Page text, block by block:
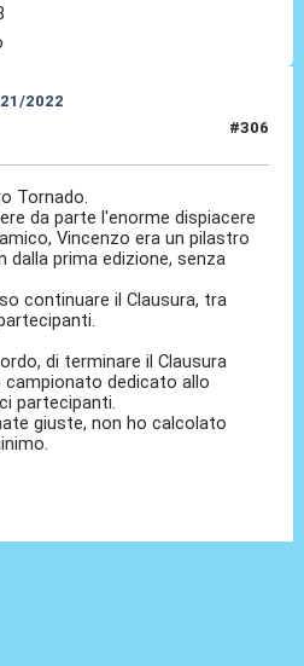
2022
#306
Tornado.
da parte l'enorme dispiacere
Vincenzo era un pilastro
dalla prima edizione, senza
continuare il Clausura, tra
di terminare il Clausura
campionato dedicato allo
partecipanti.
giuste, non ho calcolato